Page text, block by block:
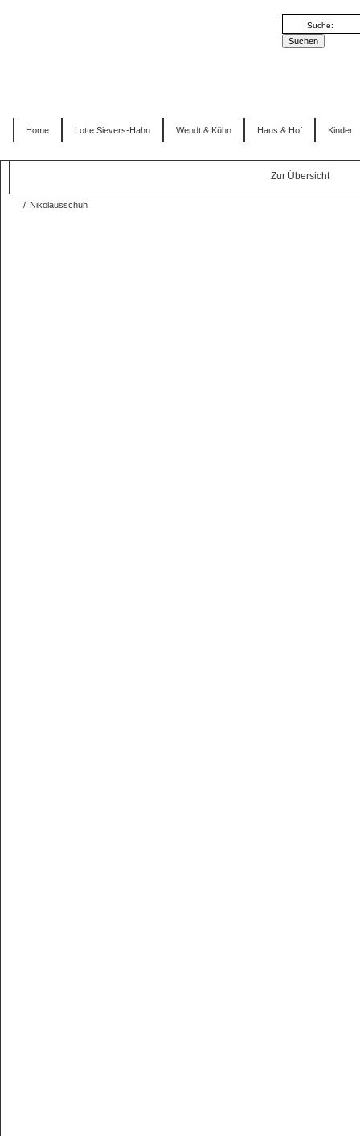
Home Lotte Sievers-Hahn Wendt & Kühn Haus & Hof Kinder
Zur Übersicht
/ Nikolausschuh